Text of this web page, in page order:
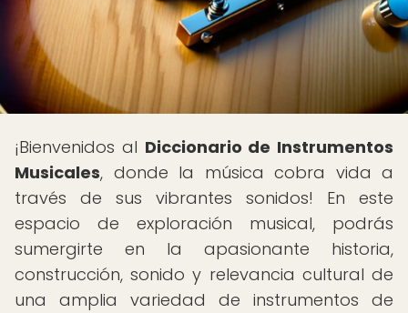
¡Bienvenidos al Diccionario de Instrumentos
Musicales, donde la música cobra vida a
través de sus vibrantes sonidos! En este
espacio de exploración musical, podrás
sumergirte en la apasionante historia,
construcción, sonido y relevancia cultural de
una amplia variedad de instrumentos de